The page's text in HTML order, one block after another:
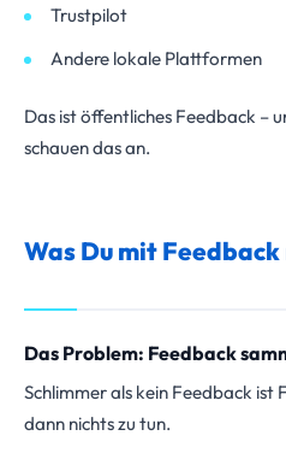
Trustpilot
Andere lokale Plattformen
Das ist öffentliches Feedback –
schauen das an.
Was Du mit
Das Problem: Feedback
Schlimmer als kein Feedback ist
dann nichts zu tun.